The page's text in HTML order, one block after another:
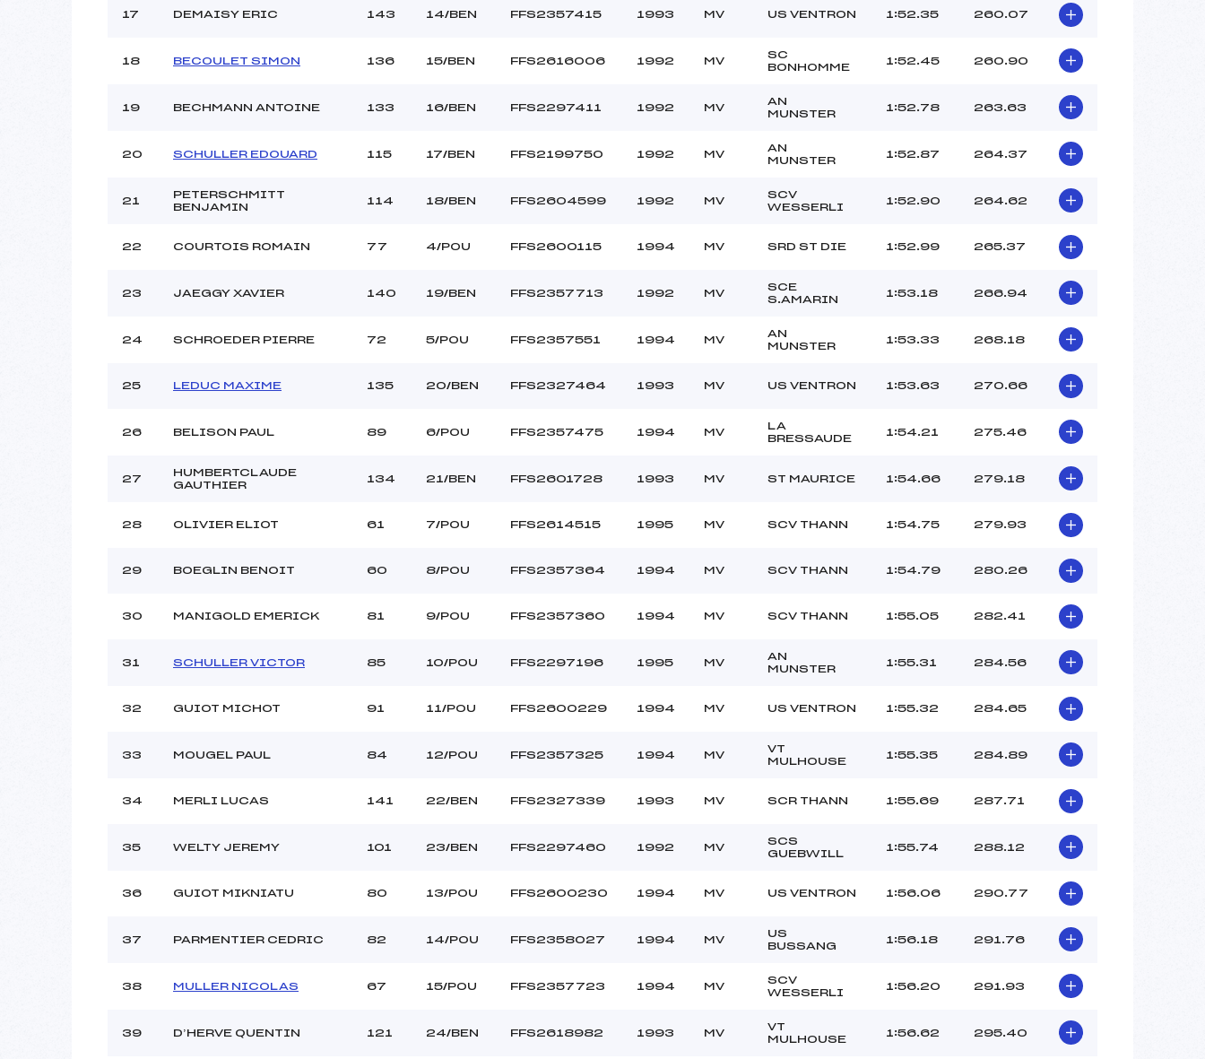
17 DEMAISY ERIC 143 14/BEN FFS2357415 1993 MV US VENTRON 1:52.35 260.07
18 BECOULET SIMON 136 15/BEN FFS2616006 1992 MV
SC
BONHOMME
1:52.45 260.90
19 BECHMANN ANTOINE 133 16/BEN FFS2297411 1992 MV
AN
MUNSTER
1:52.78 263.63
20 SCHULLER EDOUARD 115 17/BEN FFS2199750 1992 MV
AN
MUNSTER
1:52.87 264.37
21
PETERSCHMITT
BENJAMIN
114 18/BEN FFS2604599 1992 MV
SCV
WESSERLI
1:52.90 264.62
22 COURTOIS ROMAIN 77 4/POU FFS2600115 1994 MV SRD ST DIE 1:52.99 265.37
23 JAEGGY XAVIER 140 19/BEN FFS2357713 1992 MV
SCE
S.AMARIN
1:53.18 266.94
24 SCHROEDER PIERRE 72 5/POU FFS2357551 1994 MV
AN
MUNSTER
1:53.33 268.18
25 LEDUC MAXIME 135 20/BEN FFS2327464 1993 MV US VENTRON 1:53.63 270.66
26 BELISON PAUL 89 6/POU FFS2357475 1994 MV
LA
BRESSAUDE
1:54.21 275.46
27
HUMBERTCLAUDE
GAUTHIER
134 21/BEN FFS2601728 1993 MV ST MAURICE 1:54.66 279.18
28 OLIVIER ELIOT 61 7/POU FFS2614515 1995 MV SCV THANN 1:54.75 279.93
29 BOEGLIN BENOIT 60 8/POU FFS2357364 1994 MV SCV THANN 1:54.79 280.26
30 MANIGOLD EMERICK 81 9/POU FFS2357360 1994 MV SCV THANN 1:55.05 282.41
31 SCHULLER VICTOR 85 10/POU FFS2297196 1995 MV
AN
MUNSTER
1:55.31 284.56
32 GUIOT MICHOT 91 11/POU FFS2600229 1994 MV US VENTRON 1:55.32 284.65
33 MOUGEL PAUL 84 12/POU FFS2357325 1994 MV
VT
MULHOUSE
1:55.35 284.89
34 MERLI LUCAS 141 22/BEN FFS2327339 1993 MV SCR THANN 1:55.69 287.71
35 WELTY JEREMY 101 23/BEN FFS2297460 1992 MV
SCS
GUEBWILL
1:55.74 288.12
36 GUIOT MIKNIATU 80 13/POU FFS2600230 1994 MV US VENTRON 1:56.06 290.77
37 PARMENTIER CEDRIC 82 14/POU FFS2358027 1994 MV
US
BUSSANG
1:56.18 291.76
38 MULLER NICOLAS 67 15/POU FFS2357723 1994 MV
SCV
WESSERLI
1:56.20 291.93
39 D’HERVE QUENTIN 121 24/BEN FFS2618982 1993 MV
VT
MULHOUSE
1:56.62 295.40